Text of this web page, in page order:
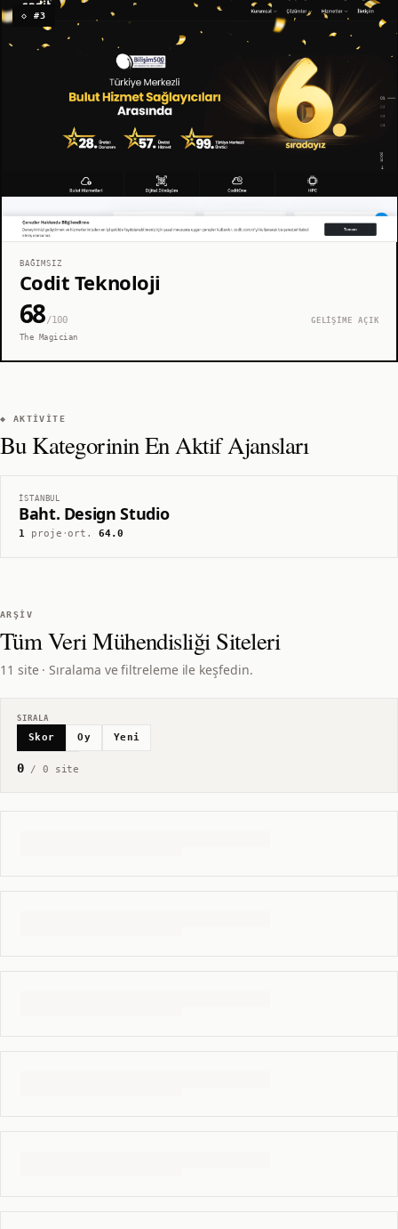
◇ #3
BAĞIMSIZ
Codit Teknoloji
68/100
GELİŞİME AÇIK
The Magician
◆ AKTIVITE
Bu Kategorinin En Aktif Ajansları
İSTANBUL
Baht. Design Studio
1proje ·ort.64.0
ARŞIV
TümVeri MühendisliğiSiteleri
11 site · Sıralama ve filtreleme ile keşfedin.
SIRALA
Skor Oy Yeni
0/ 0 site